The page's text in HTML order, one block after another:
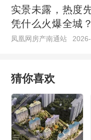
实景未露，热度
凭什么火爆全城？
凤凰网房产南通站
猜你喜欢